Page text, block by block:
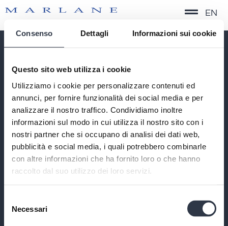
Consenso Dettagli Informazioni sui cookie
Questo sito web utilizza i cookie
Utilizziamo i cookie per personalizzare contenuti ed
annunci, per fornire funzionalità dei social media e per
analizzare il nostro traffico. Condividiamo inoltre
informazioni sul modo in cui utilizza il nostro sito con i
nostri partner che si occupano di analisi dei dati web,
pubblicità e social media, i quali potrebbero combinarle
con altre informazioni che ha fornito loro o che hanno
raccolto dal suo utilizzo dei loro servizi.
delNecessari
EN
QUICK SERVICE
CONTEMPORARY FORMAL
PERFORMANCE
SOSTENIBILITÀ
CONTATTI
PRIVACY POLICY
COOKIE POLICY
CODICE ETICO
CAP. SOC. € 1.000.000 INT. VERS. | C.F./P.IVA/REG.IMP